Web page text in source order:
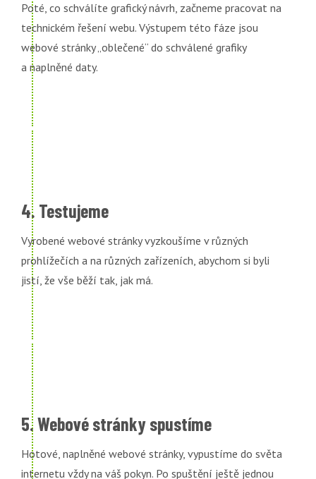
Poté, co schválíte grafický návrh, začneme pracovat na
technickém řešení webu. Výstupem této fáze jsou
webové stránky „oblečené“ do schválené grafiky
a naplněné daty.
4. Testujeme
Vyrobené webové stránky vyzkoušíme v různých
prohlížečích a na různých zařízeních, abychom si byli
jistí, že vše běží tak, jak má.
5. Webové stránky spustíme
Hotové, naplněné webové stránky, vypustíme do světa
internetu vždy na váš pokyn. Po spuštění ještě jednou